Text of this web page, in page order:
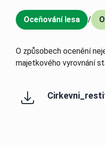
Oceňování lesa
,
/
O způsobech ocenění
majetkového vyrovnání